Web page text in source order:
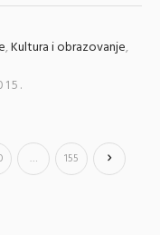
,Kultura i obrazovanje,
… 155